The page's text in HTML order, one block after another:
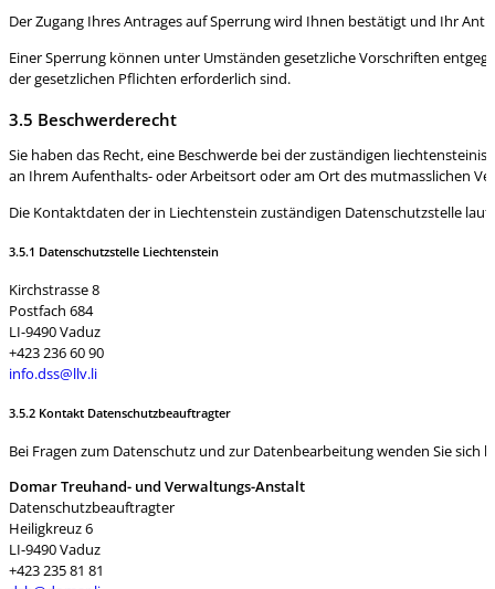
Der Zugang Ihres Antrages auf Sperrung wird Ihnen bestätigt und Ihr
Einer Sperrung können unter Umständen gesetzliche Vorschriften
der gesetzlichen Pflichten erforderlich sind.
3.5 Beschwerderecht
Sie haben das Recht, eine Beschwerde bei der zuständigen
an Ihrem Aufenthalts- oder Arbeitsort oder am Ort des mutmasslichen
Die Kontaktdaten der in Liechtenstein zuständigen Datenschutzstelle
3.5.1 Datenschutzstelle Liechtenstein
Kirchstrasse 8
Postfach 684
LI-9490 Vaduz
+423 236 60 90
info.dss@llv.li
3.5.2 Kontakt Datenschutzbeauftragter
Bei Fragen zum Datenschutz und zur Datenbearbeitung wenden Sie
Domar Treuhand- und Verwaltungs-Anstalt
Datenschutzbeauftragter
Heiligkreuz 6
LI-9490 Vaduz
+423 235 81 81